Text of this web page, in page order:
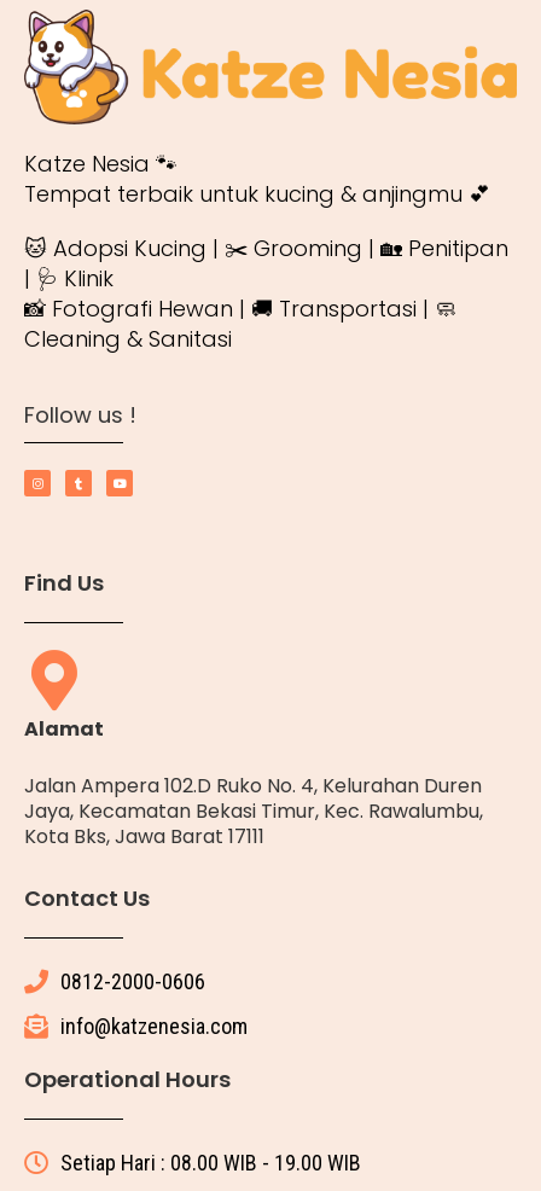
Katze Nesia 🐾
Tempat terbaik untuk kucing & anjingmu 💕
🐱 Adopsi Kucing | ✂️ Grooming | 🏡 Penitipan
| 🩺 Klinik
📸 Fotografi Hewan | 🚚 Transportasi | 🧼
Cleaning & Sanitasi
Follow us !
Find Us
Alamat
Jalan Ampera 102.D Ruko No. 4, Kelurahan Duren
Jaya, Kecamatan Bekasi Timur, Kec. Rawalumbu,
Kota Bks, Jawa Barat 17111
Contact Us
0812-2000-0606
info@katzenesia.com
Operational Hours
Setiap Hari : 08.00 WIB - 19.00 WIB